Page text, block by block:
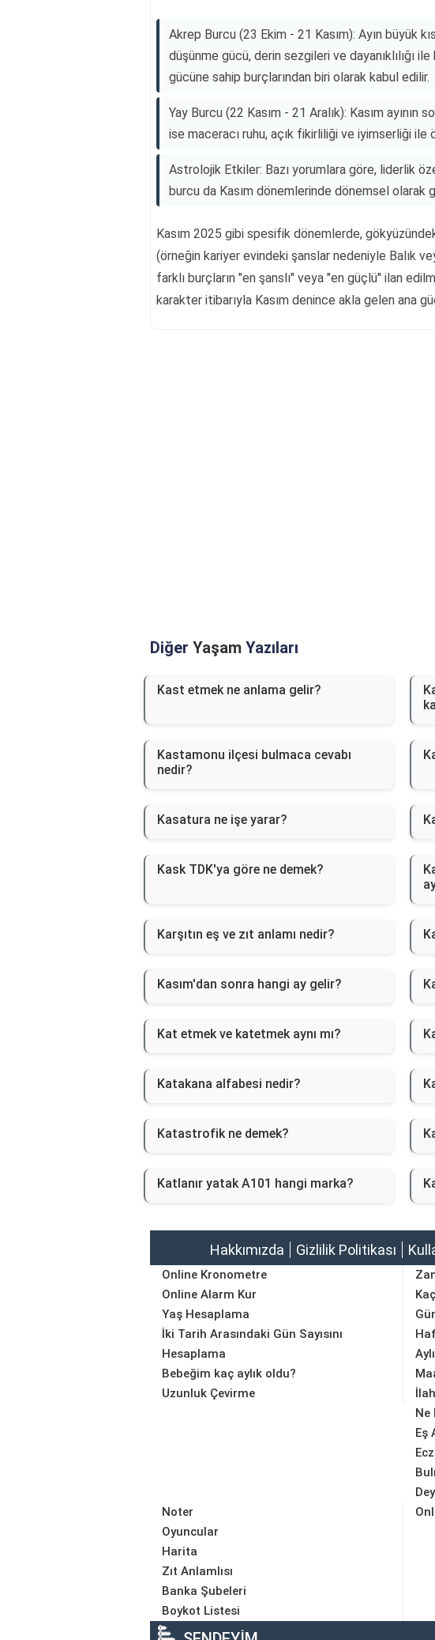
Akrep Burcu (23 Ekim - 21 Kasım): Ayın büyük
düşünme gücü, derin sezgileri ve dayanıklılığı
gücüne sahip burçlarından biri olarak kabul edilir.
Yay Burcu (22 Kasım - 21 Aralık): Kasım
ise maceracı ruhu, açık fikirliliği ve iyimserliği ile
Astrolojik Etkiler: Bazı yorumlara göre, liderlik
burcu da Kasım dönemlerinde dönemsel olarak
Kasım 2025 gibi spesifik dönemlerde,
(örneğin kariyer evindeki şanslar nedeniyle Balık
farklı burçların "en şanslı" veya "en güçlü" ilan
karakter itibarıyla Kasım denince akla gelen ana
Diğer Yaşam Yazıları
Kast etmek ne anlama gelir?
Kastamonu ilçesi bulmaca cevabı
nedir?
Kasatura ne işe yarar?
Kask TDK'ya göre ne demek?
Karşıtın eş ve zıt anlamı nedir?
Kasım'dan sonra hangi ay gelir?
Kat etmek ve katetmek aynı mı?
Katakana alfabesi nedir?
Katastrofik ne demek?
Katlanır yatak A101 hangi marka?
Hakkımızda Gizlilik Politikası
Online Kronometre
Online Alarm Kur
Yaş Hesaplama
İki Tarih Arasındaki Gün Sayısını
Hesaplama
Bebeğim kaç aylık oldu?
Uzunluk Çevirme
Ne
Eş
Noter
Oyuncular
Harita
Zıt Anlamlısı
Banka Şubeleri
Boykot Listesi